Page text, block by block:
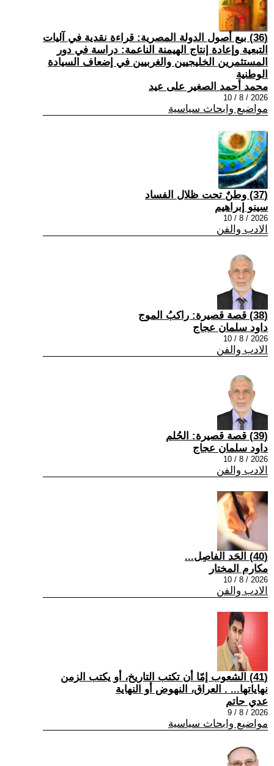
(36) بيع أصول الدولة المصرية: قراءة نقدية في آليات
التبعية وإعادة إنتاج الهيمنة الناعمة: دراسة في دور
المستثمرين الخليجيين والغربيين في إضعاف السيادة
الوطنية
محمد أحمد الصغير على عيد
2026 / 8 / 10
مواضيع وابحاث سياسية
(37) وطنٌ تحت ظلال الفساد
سينو إبراهيم
2026 / 8 / 10
الادب والفن
(38) قصة قصيرة: راكبُ الموج
داود سلمان عجاج
2026 / 8 / 10
الادب والفن
(39) قصة قصيرة: الحُلم
داود سلمان عجاج
2026 / 8 / 10
الادب والفن
(40) الحَد الفاصِل...
مكارم المختار
2026 / 8 / 10
الادب والفن
(41) الشعوب إمّا أن تكتب التاريخ، أو يكتب الزمن
نهاياتها... . العراق، النهوض أو النهاية
عدي حاتم
2026 / 8 / 9
مواضيع وابحاث سياسية